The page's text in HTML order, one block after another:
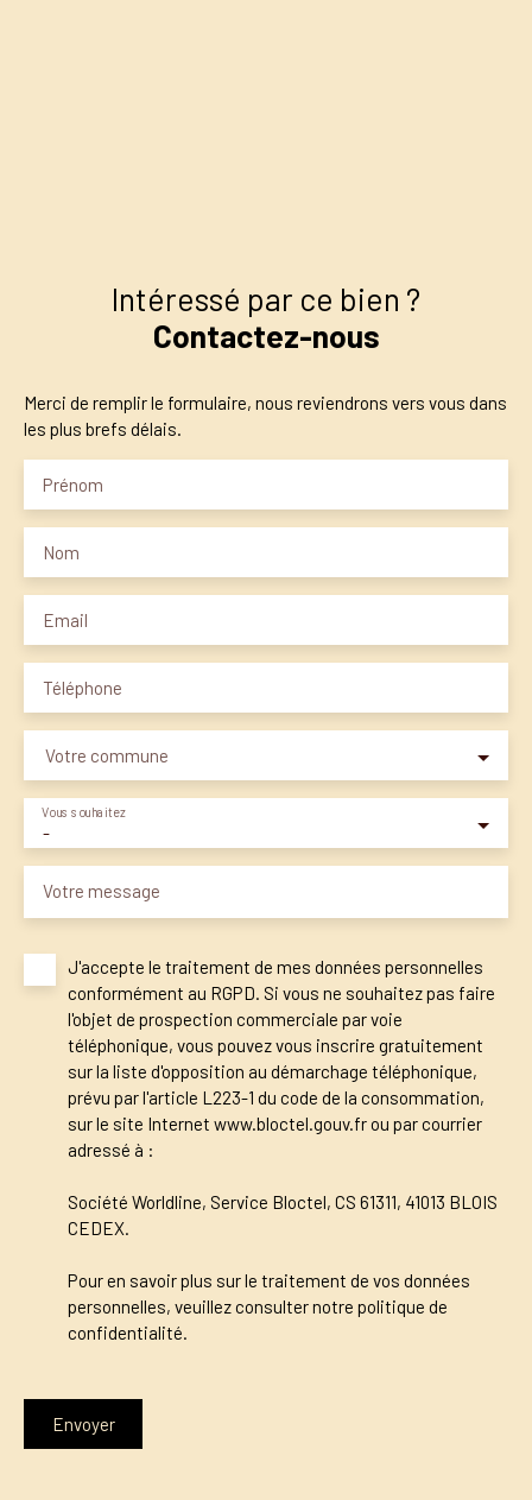
Intéressé par ce bien ?
Contactez-nous
Merci de remplir le formulaire, nous reviendrons vers vous dans
les plus brefs délais.
Prénom
Nom
Email
Téléphone
Votre commune
-
Vous souhaitez
Votre message
J'accepte le traitement de mes données personnelles
conformément au RGPD. Si vous ne souhaitez pas faire
l'objet de prospection commerciale par voie
téléphonique, vous pouvez vous inscrire gratuitement
sur la liste d'opposition au démarchage téléphonique,
prévu par l'article L223-1 du code de la consommation,
sur le site Internet www.bloctel.gouv.fr ou par courrier
adressé à :
Société Worldline, Service Bloctel, CS 61311, 41013 BLOIS
CEDEX.
Pour en savoir plus sur le traitement de vos données
personnelles, veuillez consulter notre politique de
confidentialité.
Envoyer